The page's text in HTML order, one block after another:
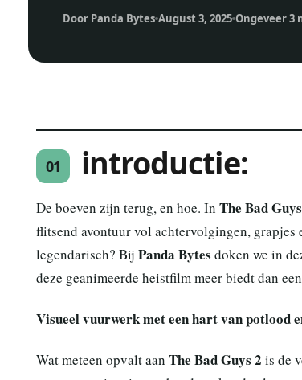
Door Panda Bytes August 3, 2025 Ongeveer 3
01 introductie:
De boeven zijn terug, en hoe. In The Bad
flitsend avontuur vol achtervolgingen, grapjes
legendarisch? Bij Panda Bytes doken we in
deze geanimeerde heistfilm meer biedt dan
Visueel vuurwerk met een hart van potlood
Wat meteen opvalt aan The Bad Guys 2 is de